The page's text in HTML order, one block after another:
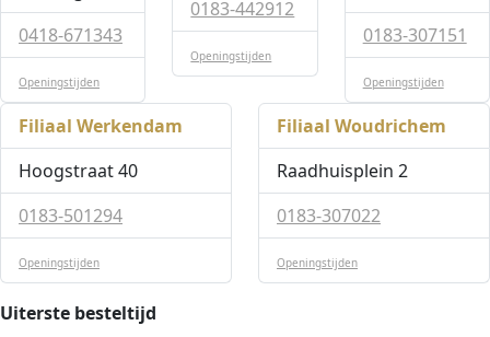
0418-671343
Openingstijden
0183-442912
Openingstijden
0183-307151
Openingstijden
Filiaal Werkendam
Hoogstraat 40
0183-501294
Openingstijden
Filiaal Woudrichem
Raadhuisplein 2
0183-307022
Openingstijden
Uiterste besteltijd